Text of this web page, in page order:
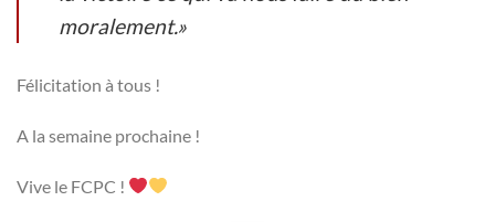
moralement.»
Félicitation à tous !
A la semaine prochaine !
Vive le FCPC !